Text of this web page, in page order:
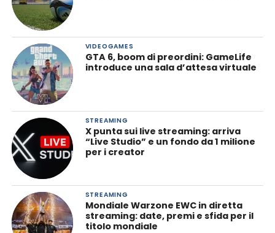
VIDEOGAMES
GTA 6, boom di preordini: GameLife
introduce una sala d’attesa virtuale
STREAMING
X punta sui live streaming: arriva
“Live Studio” e un fondo da 1 milione
per i creator
STREAMING
Mondiale Warzone EWC in diretta
streaming: date, premi e sfida per il
titolo mondiale